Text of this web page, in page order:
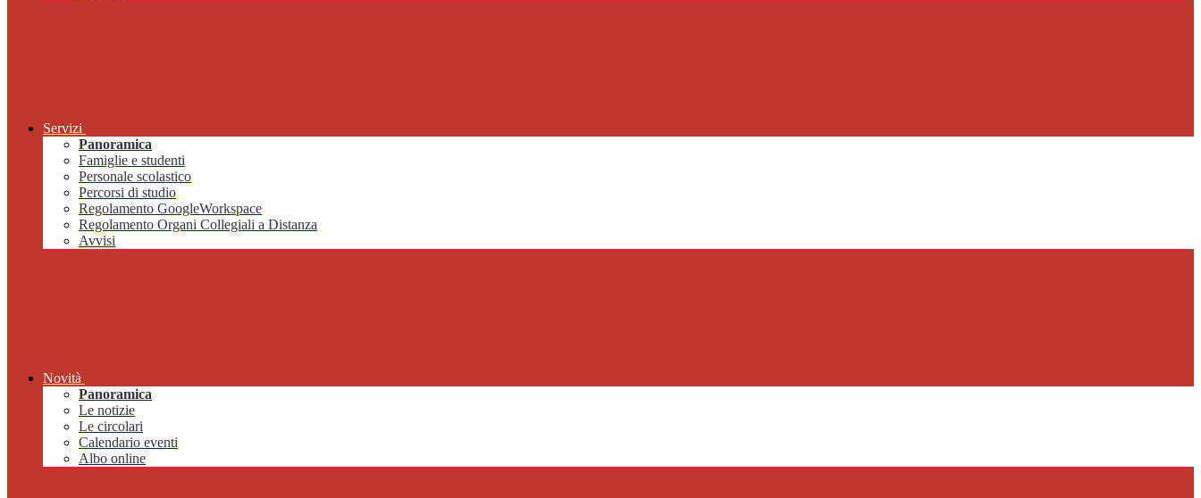
Servizi
Panoramica
Famiglie e studenti
Personale scolastico
Percorsi di studio
Regolamento GoogleWorkspace
Regolamento Organi Collegiali a Distanza
Avvisi
Novità
Panoramica
Le notizie
Le circolari
Calendario eventi
Albo online